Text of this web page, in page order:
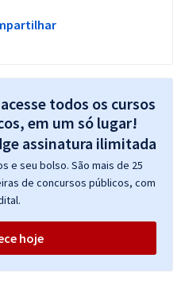
todos os cursos
em um só lugar!
e seu bolso. São mais de 25
de concursos públicos, com
hoje